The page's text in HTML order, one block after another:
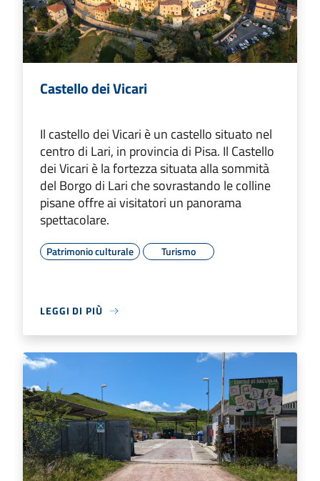
Castello dei Vicari
Il castello dei Vicari è un castello situato nel
centro di Lari, in provincia di Pisa. Il Castello
dei Vicari è la fortezza situata alla sommità
del Borgo di Lari che sovrastando le colline
pisane offre ai visitatori un panorama
spettacolare.
Patrimonio culturale Turismo
LEGGI DI PIÙ